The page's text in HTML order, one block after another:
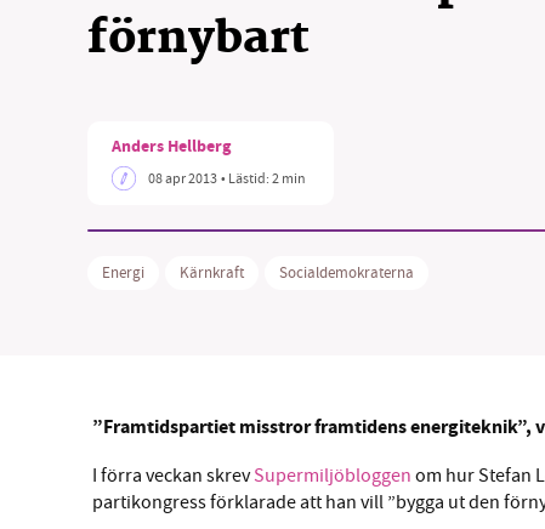
förnybart
Anders Hellberg
08 apr 2013• Lästid:2 min
Energi Kärnkraft Socialdemokraterna
”Framtidspartiet misstror framtidens energiteknik”,
I förra veckan skrevSupermiljöbloggen om hur Stefan
partikongress förklarade att han vill ”bygga ut den